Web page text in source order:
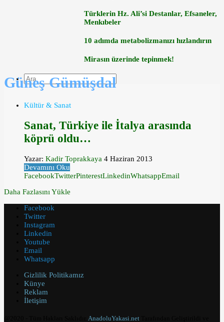
Türklerin Hz. Ali’si Destanlar, Efsaneler,
Menkıbeler
10 adımda metabolizmanızı hızlandırın
Mirasın üzerinde tepinmek!
Güneş Gümüşdal
Kültür & Sanat
Sanat, Türkiye ile İtalya arasında
köprü oldu…
Yazar: Kadir Toprakkaya 4 Haziran 2013
Devamını Oku
FacebookTwitterPinterestLinkedinWhatsappEmail
Daha Fazlasını Yükle
Facebook
Twitter
Instagram
Linkedin
Youtube
Email
Whatsapp
Gizlilik Politikamız
Künye
Reklam
İletişim
AnadoluYakasi.net